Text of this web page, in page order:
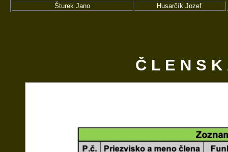
Šturek Jano
Husarčík Jozef
Č L E N S